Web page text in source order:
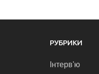
РУБРИКИ
Інтерв'ю